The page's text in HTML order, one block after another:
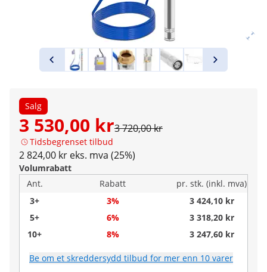
Salg
3 530,00 kr3 720,00 kr
Tidsbegrenset tilbud
2 824,00 kr eks. mva (25%)
Volumrabatt
Ant.
Rabatt
pr. stk. (inkl. mva)
3+
3%
3 424,10 kr
5+
6%
3 318,20 kr
10+
8% 3 247,60 kr
Be om et skreddersydd tilbud for mer enn 10 varer